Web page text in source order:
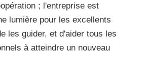
; l'entreprise est
lumière pour les excellents
les guider, et d'aider tous les
à atteindre un nouveau